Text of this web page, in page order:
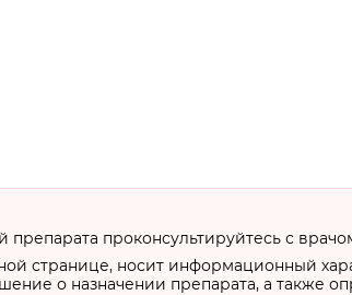
проконсультируйтесь с
странице, носит информационный
о назначении препарата, а также